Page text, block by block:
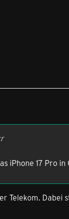
iPhone 17 Pro
Telekom. Dabei